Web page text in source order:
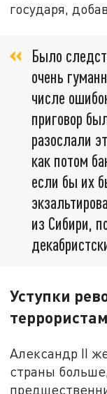
государя,
Было
очень
числе
приговор
разослали
как потом
если бы их
из Сибири,
Уступки
террористам
Александр II
страны